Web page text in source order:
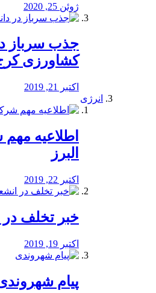
ژوئن 25, 2020
جذب سرباز
کشاورزی
اکتبر 21, 2019
انرژی
️اطلاعیه
البرز
اکتبر 22, 2019
خبر تخلف در
اکتبر 19, 2019
پیام